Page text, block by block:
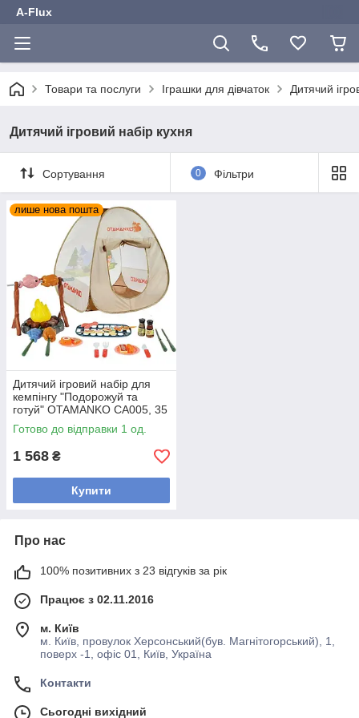
A-Flux
Товари та послуги Іграшки для дівчаток Дитячий
Дитячий ігровий набір кухня
Сортування 0 Фільтри
лише нова пошта
Дитячий ігровий набір для
кемпінгу "Подорожуй та
готуй" OTAMANKO CA005, 35
елементів
Готово до відправки 1 од.
1 568 ₴
Купити
Про нас
100% позитивних з 23 відгуків за рік
Працює з 02.11.2016
м. Київ
м. Київ, провулок Херсонський(був. Магнітогорський), 1,
поверх -1, офіс 01, Київ, Україна
Контакти
Сьогодні вихідний